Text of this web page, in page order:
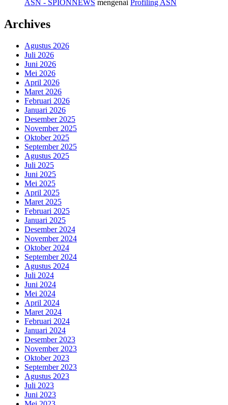
ASN - SPIONNEWS mengenai Profiling ASN
Archives
Agustus 2026
Juli 2026
Juni 2026
Mei 2026
April 2026
Maret 2026
Februari 2026
Januari 2026
Desember 2025
November 2025
Oktober 2025
September 2025
Agustus 2025
Juli 2025
Juni 2025
Mei 2025
April 2025
Maret 2025
Februari 2025
Januari 2025
Desember 2024
November 2024
Oktober 2024
September 2024
Agustus 2024
Juli 2024
Juni 2024
Mei 2024
April 2024
Maret 2024
Februari 2024
Januari 2024
Desember 2023
November 2023
Oktober 2023
September 2023
Agustus 2023
Juli 2023
Juni 2023